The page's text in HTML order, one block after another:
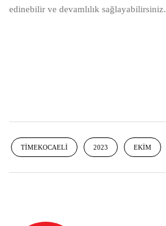
edinebilir ve devamlılık sağlayabilirsiniz.
TIMEKOCAELI 2023 EKIM